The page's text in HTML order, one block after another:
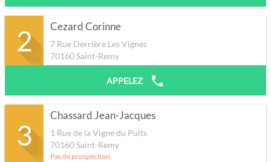
2 Cezard Corinne
7 Rue Derrière Les Vignes
70160Saint-Remy
APPELEZ
3
Chassard Jean-Jacques
1 Rue de la Vigne du Puits
70160Saint-Remy
Pas de prospection.